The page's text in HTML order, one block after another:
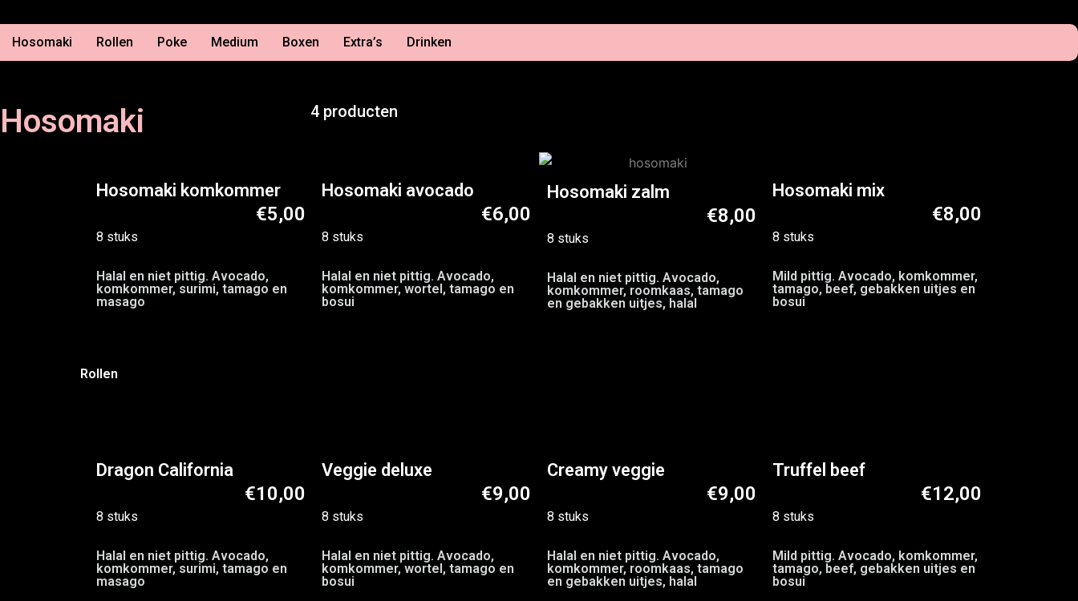
Hosomaki Rollen Poke Medium Boxen Extra’s Drinken
Hosomaki 4 producten
Hosomaki komkommer
€5,00
8 stuks
Halal en niet pittig. Avocado,
komkommer, surimi, tamago en
masago
Hosomaki avocado
€6,00
8 stuks
Halal en niet pittig. Avocado,
komkommer, wortel, tamago en
bosui
Hosomaki zalm
€8,00
8 stuks
Halal en niet pittig. Avocado,
komkommer, roomkaas, tamago
en gebakken uitjes, halal
Hosomaki mix
€8,00
8 stuks
Mild pittig. Avocado, komkommer,
tamago, beef, gebakken uitjes en
bosui
Rollen
Dragon California
€10,00
8 stuks
Halal en niet pittig. Avocado,
komkommer, surimi, tamago en
masago
Veggie deluxe
€9,00
8 stuks
Halal en niet pittig. Avocado,
komkommer, wortel, tamago en
bosui
Creamy veggie
€9,00
8 stuks
Halal en niet pittig. Avocado,
komkommer, roomkaas, tamago
en gebakken uitjes, halal
Truffel beef
€12,00
8 stuks
Mild pittig. Avocado, komkommer,
tamago, beef, gebakken uitjes en
bosui